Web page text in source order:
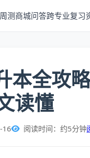
周测商城问答跨专业复习
本全攻
读懂
16 阅读时间：约5分钟